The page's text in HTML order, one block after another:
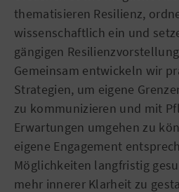
thematisieren Resilienz,
wissenschaftlich ein und
gängigen
Gemeinsam entwickeln wir
Strategien, um eigene
zu kommunizieren und mit
Erwartungen umgehen zu
eigene Engagement
Möglichkeiten langfristig
mehr innerer Klarheit zu